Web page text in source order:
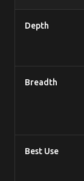
Depth
Breadth
Best Use